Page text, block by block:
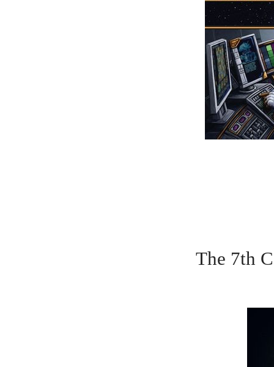
The 7th